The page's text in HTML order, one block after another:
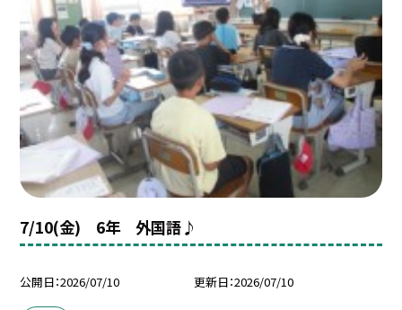
7/10(金) 6年 外国語♪
公開日 2026/07/10 更新日 2026/07/10